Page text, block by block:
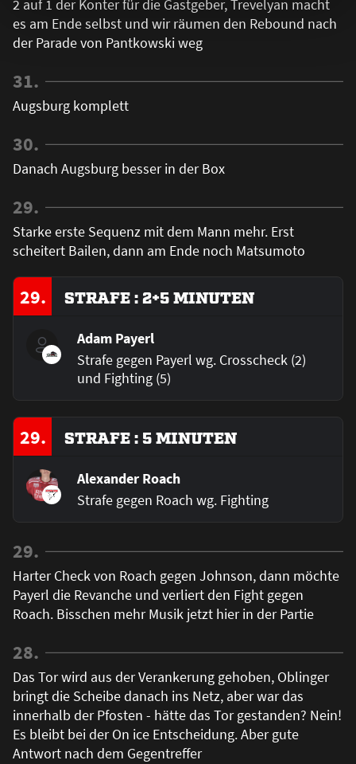
2 auf 1 der Konter für die Gastgeber, Trevelyan macht
es am Ende selbst und wir räumen den Rebound nach
der Parade von Pantkowski weg
31.
Augsburg komplett
30.
Danach Augsburg besser in der Box
29.
Starke erste Sequenz mit dem Mann mehr. Erst
scheitert Bailen, dann am Ende noch Matsumoto
29. STRAFE : 2+5 MINUTEN
Adam Payerl
Strafe gegen Payerl wg. Crosscheck (2)
und Fighting (5)
29. STRAFE : 5 MINUTEN
Alexander Roach
Strafe gegen Roach wg. Fighting
29.
Harter Check von Roach gegen Johnson, dann möchte
Payerl die Revanche und verliert den Fight gegen
Roach. Bisschen mehr Musik jetzt hier in der Partie
28.
Das Tor wird aus der Verankerung gehoben, Oblinger
bringt die Scheibe danach ins Netz, aber war das
innerhalb der Pfosten - hätte das Tor gestanden? Nein!
Es bleibt bei der On ice Entscheidung. Aber gute
Antwort nach dem Gegentreffer